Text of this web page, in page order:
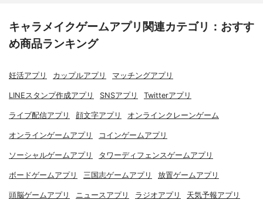
キャラメイクゲームアプリ関連カテゴリ：おすす
め商品ランキング
妊活アプリ カップルアプリ マッチングアプリ
LINEスタンプ作成アプリ SNSアプリ Twitterアプリ
ライブ配信アプリ 顔文字アプリ オンラインクレーンゲーム
オンラインゲームアプリ コインゲームアプリ
ソーシャルゲームアプリ タワーディフェンスゲームアプリ
ボードゲームアプリ 三国志ゲームアプリ 放置ゲームアプリ
頭脳ゲームアプリ ニュースアプリ ラジオアプリ 天気予報アプリ